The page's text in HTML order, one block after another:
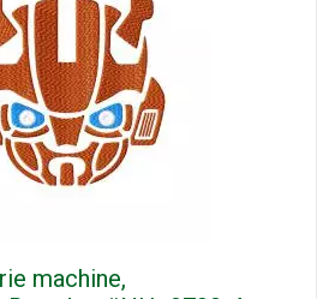
machine,